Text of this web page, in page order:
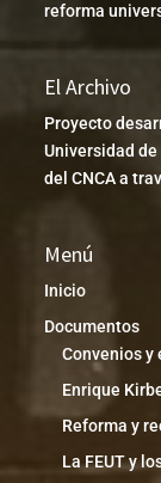
reforma
El Archivo
Proyecto
Universidad
del CNCA a
Menú
Inicio
Documentos
Convenios y
Enrique
Reforma y
La FEUT y